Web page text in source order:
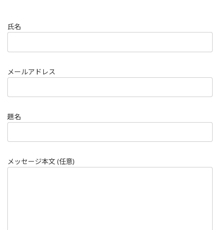
氏名
メールアドレス
題名
メッセージ本文 (任意)